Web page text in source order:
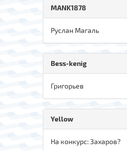
MANK1878
Руслан Магаль
Bess-kenig
Григорьев
Yellow
На конкурс: Захаров?